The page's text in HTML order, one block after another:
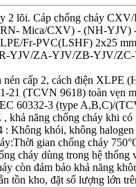
2 lõi. Cáp chống cháy
Mica/CXV) - (NH-YJV)
Fr-PVC(LSHF) 2x25
YJV/ZA-YJV/ZB-YJV/
nén cấp 2, cách điện XLPE
21 (TCVN 9618) toàn vẹn
60332-3 (type A,B,C)/
khả năng chống cháy khi có
: Không khói, không halogen
gian chống cháy
cháy dùng trong hệ
còn đảm bảo khả năng
tồn kho, đặt số lượng lớn